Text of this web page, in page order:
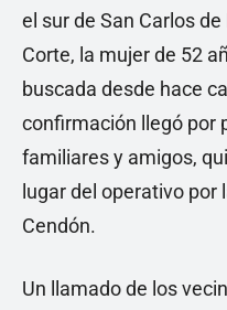
el sur de San Carlos
Corte, la mujer de 52
buscada desde hace
confirmación llegó por
familiares y amigos,
lugar del operativo por
Cendón.
Un llamado de los